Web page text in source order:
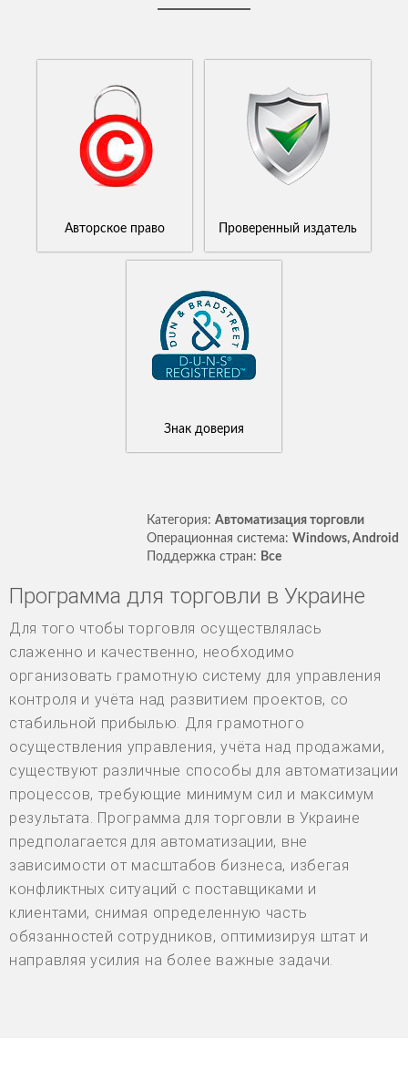
Авторское право Проверенный издатель
Знак доверия
Категория: Автоматизация торговли
Операционная система: Windows, Android
Поддержка стран: Все
Программа для торговли в Украине
Для того чтобы торговля осуществлялась
слаженно и качественно, необходимо
организовать грамотную систему для управления
контроля и учёта над развитием проектов, со
стабильной прибылью. Для грамотного
осуществления управления, учёта над продажами,
существуют различные способы для автоматизации
процессов, требующие минимум сил и максимум
результата. Программа для торговли в Украине
предполагается для автоматизации, вне
зависимости от масштабов бизнеса, избегая
конфликтных ситуаций с поставщиками и
клиентами, снимая определенную часть
обязанностей сотрудников, оптимизируя штат и
направляя усилия на более важные задачи.